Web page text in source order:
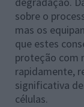
sobre o
mas os
que estes
proteção com
rapidamente,
significativa
células.